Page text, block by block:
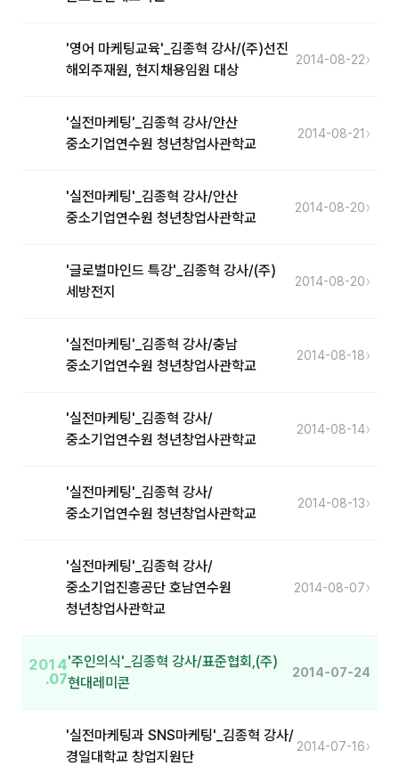
담당자·교육생 피드백
고객사 레퍼런스
온라인강의 수강 후기
미팅·보고
재무·계약
용어사전
'영어 마케팅교육'_김종혁 강사/(주)선진
해외주재원, 현지채용임원 대상
2014-08-22›
'실전마케팅'_김종혁 강사/안산
중소기업연수원 청년창업사관학교
2014-08-21 ›
'실전마케팅'_김종혁 강사/안산
중소기업연수원 청년창업사관학교
2014-08-20›
'글로벌마인드 특강'_김종혁 강사/(주)
세방전지
2014-08-20›
'실전마케팅'_김종혁 강사/충남
중소기업연수원 청년창업사관학교
2014-08-18›
'실전마케팅'_김종혁 강사/
중소기업연수원 청년창업사관학교
2014-08-14›
'실전마케팅'_김종혁 강사/
중소기업연수원 청년창업사관학교
2014-08-13›
'실전마케팅'_김종혁 강사/
중소기업진흥공단 호남연수원
청년창업사관학교
2014-08-07›
2014
.07
'주인의식'_김종혁 강사/표준협회,(주)
현대레미콘
2014-07-24
'실전마케팅과 SNS마케팅'_김종혁 강사/
경일대학교 창업지원단
2014-07-16›